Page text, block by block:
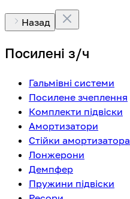
Назад
Посилені з/ч
Гальмівні системи
Посилене зчеплення
Комплекти підвіски
Амортизатори
Стійки амортизатора
Лонжерони
Демпфер
Пружини підвіски